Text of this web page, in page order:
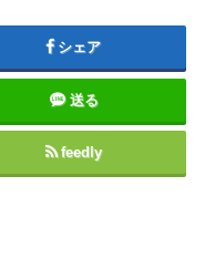
シェア
送る
feedly